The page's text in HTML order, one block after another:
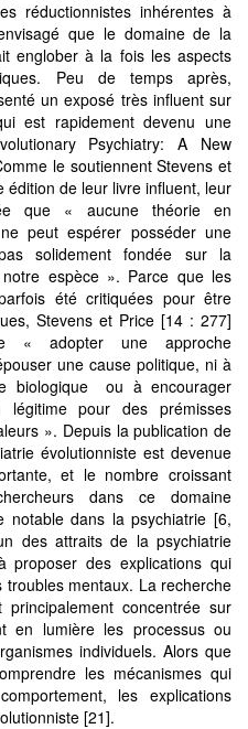
réductionnistes inhérentes à
que le domaine de la
englober à la fois les aspects
Peu de temps après,
un exposé très influent sur
est rapidement devenu une
Psychiatry: A New
le soutiennent Stevens et
édition de leur livre influent, leur
que « aucune théorie en
peut espérer posséder une
solidement fondée sur la
notre espèce ». Parce que les
été critiquées pour être
Stevens et Price [14 : 277]
« adopter une approche
une cause politique, ni à
biologique ou à encourager
légitime pour des prémisses
». Depuis la publication de
évolutionniste est devenue
et le nombre croissant
dans ce domaine
notable dans la psychiatrie [6,
des attraits de la psychiatrie
proposer des explications qui
mentaux. La recherche
principalement concentrée sur
en lumière les processus ou
individuels. Alors que
les mécanismes qui
les explications
[21].